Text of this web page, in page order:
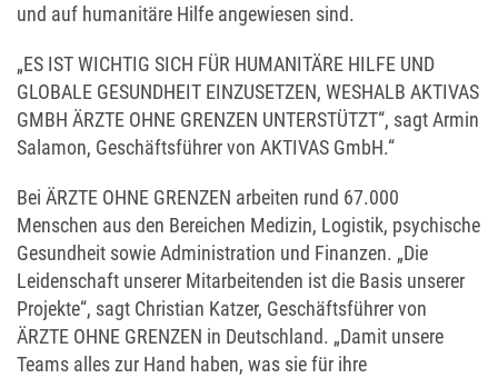
und auf humanitäre Hilfe angewiesen sind.
„ES IST WICHTIG SICH FÜR HUMANITÄRE HILFE UND
GLOBALE GESUNDHEIT EINZUSETZEN, WESHALB AKTIVAS
GMBH ÄRZTE OHNE GRENZEN UNTERSTÜTZT“, sagt Armin
Salamon, Geschäftsführer von AKTIVAS GmbH.“
Bei ÄRZTE OHNE GRENZEN arbeiten rund 67.000
Menschen aus den Bereichen Medizin, Logistik, psychische
Gesundheit sowie Administration und Finanzen. „Die
Leidenschaft unserer Mitarbeitenden ist die Basis unserer
Projekte“, sagt Christian Katzer, Geschäftsführer von
ÄRZTE OHNE GRENZEN in Deutschland. „Damit unsere
Teams alles zur Hand haben, was sie für ihre